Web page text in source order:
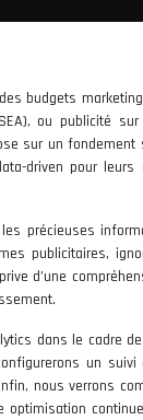
budgets
ou publicité
sur un fondement
driven pour leurs
précieuses
publicitaires,
d’une
dans le cadre
un suivi
nous verrons